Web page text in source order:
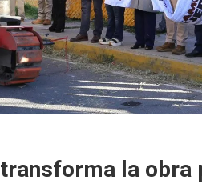
la obra